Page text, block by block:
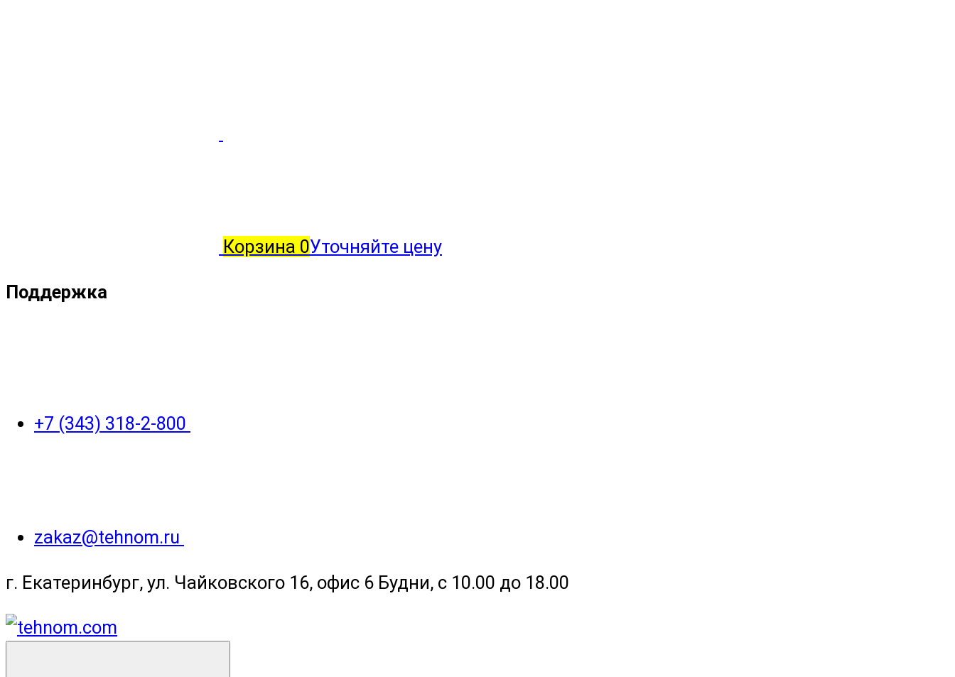
Корзина 0Уточняйте цену
Поддержка
+7 (343) 318-2-800
zakaz@tehnom.ru
г. Екатеринбург, ул. Чайковского 16, офис 6 Будни, с 10.00 до 18.00